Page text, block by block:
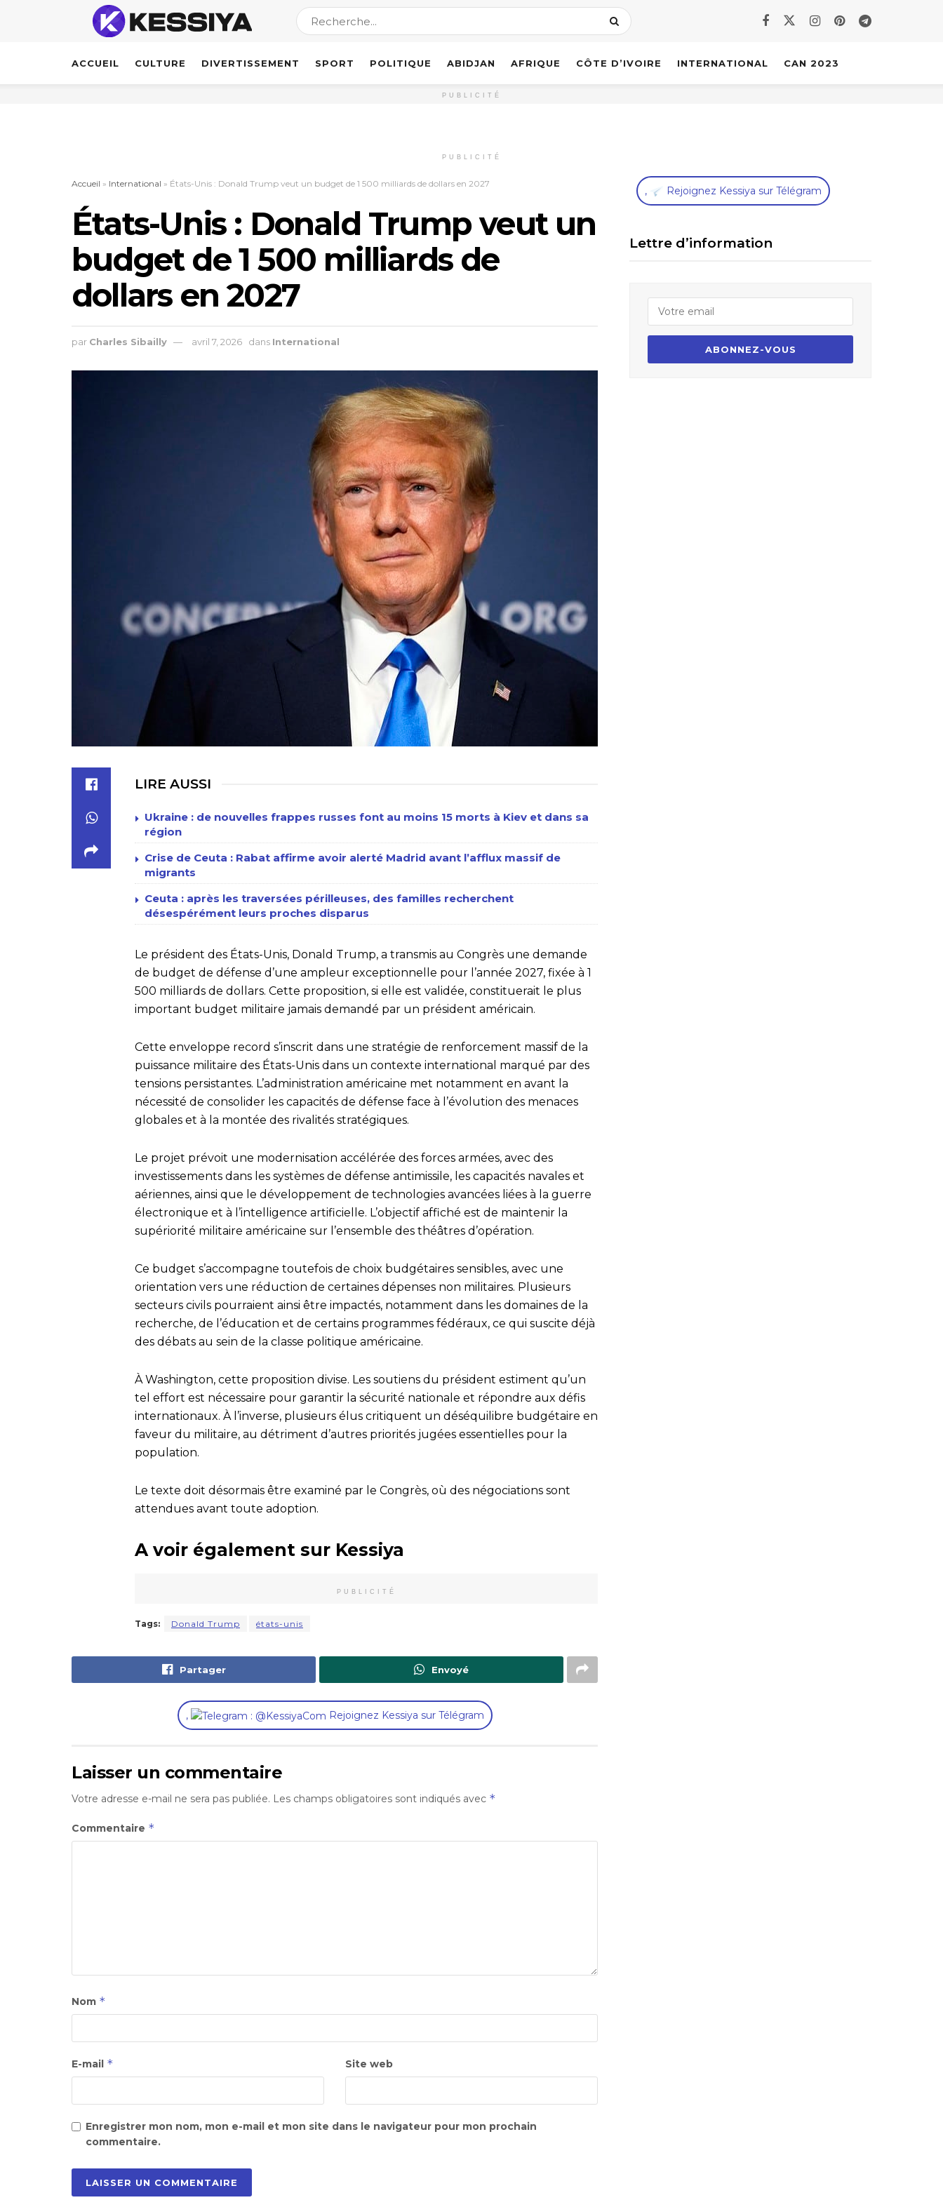
ACCUEIL CULTURE DIVERTISSEMENT SPORT POLITIQUE ABIDJAN AFRIQUE CÔTE D’IVOIRE INTERNATIONAL CAN 2023
PUBLICITÉ
PUBLICITÉ
Accueil » International » États-Unis : Donald Trump veut un budget de 1 500 milliards de dollars en 2027
États-Unis : Donald Trump veut un
budget de 1 500 milliards de
dollars en 2027
par Charles Sibailly avril 7, 2026 dans International
LIRE AUSSI
Ukraine : de nouvelles frappes russes font au moins 15 morts à Kiev et dans sa
région
Crise de Ceuta : Rabat affirme avoir alerté Madrid avant l’afflux massif de
migrants
Ceuta : après les traversées périlleuses, des familles recherchent
désespérément leurs proches disparus
Le président des États-Unis, Donald Trump, a transmis au Congrès une demande
de budget de défense d’une ampleur exceptionnelle pour l’année 2027, fixée à 1
500 milliards de dollars. Cette proposition, si elle est validée, constituerait le plus
important budget militaire jamais demandé par un président américain.
Cette enveloppe record s’inscrit dans une stratégie de renforcement massif de la
puissance militaire des États-Unis dans un contexte international marqué par des
tensions persistantes. L’administration américaine met notamment en avant la
nécessité de consolider les capacités de défense face à l’évolution des menaces
globales et à la montée des rivalités stratégiques.
Le projet prévoit une modernisation accélérée des forces armées, avec des
investissements dans les systèmes de défense antimissile, les capacités navales et
aériennes, ainsi que le développement de technologies avancées liées à la guerre
électronique et à l’intelligence artificielle. L’objectif affiché est de maintenir la
supériorité militaire américaine sur l’ensemble des théâtres d’opération.
Ce budget s’accompagne toutefois de choix budgétaires sensibles, avec une
orientation vers une réduction de certaines dépenses non militaires. Plusieurs
secteurs civils pourraient ainsi être impactés, notamment dans les domaines de la
recherche, de l’éducation et de certains programmes fédéraux, ce qui suscite déjà
des débats au sein de la classe politique américaine.
À Washington, cette proposition divise. Les soutiens du président estiment qu’un
tel effort est nécessaire pour garantir la sécurité nationale et répondre aux défis
internationaux. À l’inverse, plusieurs élus critiquent un déséquilibre budgétaire en
faveur du militaire, au détriment d’autres priorités jugées essentielles pour la
population.
Le texte doit désormais être examiné par le Congrès, où des négociations sont
attendues avant toute adoption.
A voir également sur Kessiya
PUBLICITÉ
Tags: Donald Trump états-unis
Partager Envoyé
, Rejoignez Kessiya sur Télégram
Laisser un commentaire
Votre adresse e-mail ne sera pas publiée. Les champs obligatoires sont indiqués avec *
Commentaire *
Nom *
E-mail * Site web
Enregistrer mon nom, mon e-mail et mon site dans le navigateur pour mon prochain
commentaire.
, Rejoignez Kessiya sur Télégram
Lettre d’information